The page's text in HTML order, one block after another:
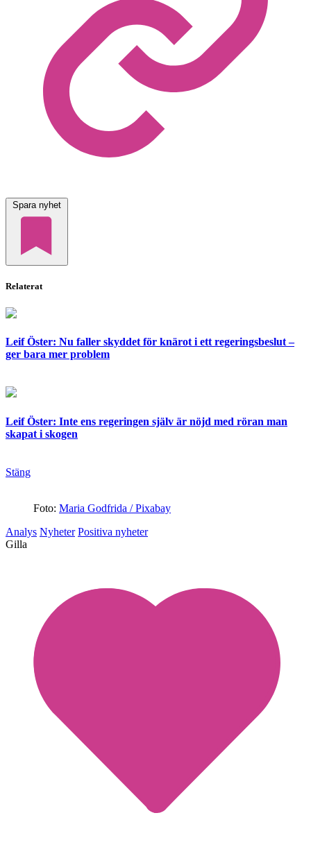
Spara nyhet
Relaterat
Leif Öster: Nu faller skyddet för knärot i ett regeringsbeslut –
ger bara mer problem
Leif Öster: Inte ens regeringen själv är nöjd med röran man
skapat i skogen
Stäng
Foto: Maria Godfrida / Pixabay
Analys Nyheter Positiva nyheter
Gilla